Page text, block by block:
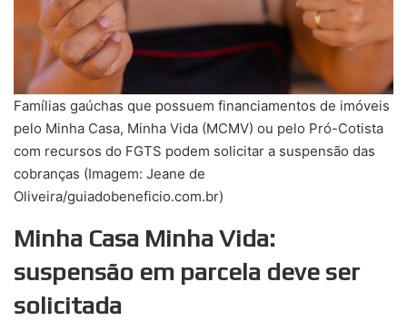
Famílias gaúchas que possuem financiamentos de imóveis
pelo Minha Casa, Minha Vida (MCMV) ou pelo Pró-Cotista
com recursos do FGTS podem solicitar a suspensão das
cobranças (Imagem: Jeane de
Oliveira/guiadobeneficio.com.br)
Minha Casa Minha Vida:
suspensão em parcela deve ser
solicitada